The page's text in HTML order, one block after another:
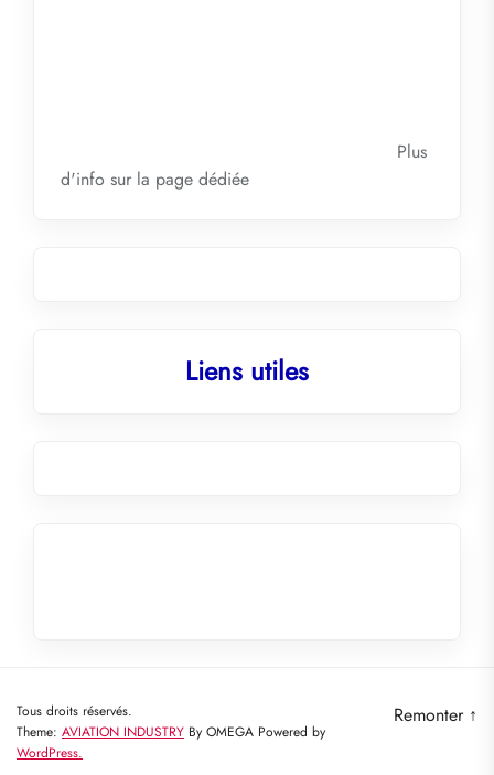
Plus
d'info sur la page dédiée
Liens utiles
Tous droits réservés.
Theme: AVIATION INDUSTRY By OMEGA Powered by
WordPress.
Remonter ↑